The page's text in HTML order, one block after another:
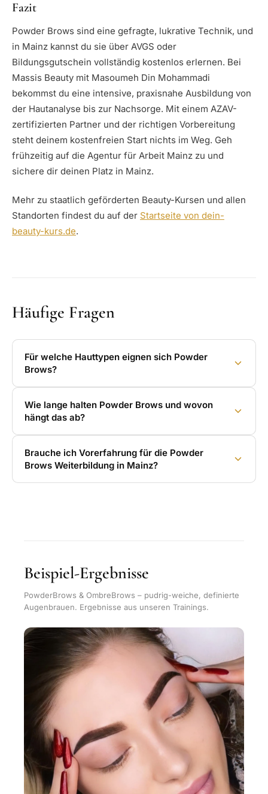
Fazit
Powder Brows sind eine gefragte, lukrative Technik, und
in Mainz kannst du sie über AVGS oder
Bildungsgutschein vollständig kostenlos erlernen. Bei
Massis Beauty mit Masoumeh Din Mohammadi
bekommst du eine intensive, praxisnahe Ausbildung von
der Hautanalyse bis zur Nachsorge. Mit einem AZAV-
zertifizierten Partner und der richtigen Vorbereitung
steht deinem kostenfreien Start nichts im Weg. Geh
frühzeitig auf die Agentur für Arbeit Mainz zu und
sichere dir deinen Platz in Mainz.
Mehr zu staatlich geförderten Beauty-Kursen und allen
Standorten findest du auf der Startseite von dein-
beauty-kurs.de.
Häufige Fragen
Für welche Hauttypen eignen sich Powder
Brows?
Wie lange halten Powder Brows und wovon
hängt das ab?
Brauche ich Vorerfahrung für die Powder
Brows Weiterbildung in Mainz?
Beispiel-Ergebnisse
PowderBrows & OmbreBrows – pudrig-weiche, definierte
Augenbrauen. Ergebnisse aus unseren Trainings.